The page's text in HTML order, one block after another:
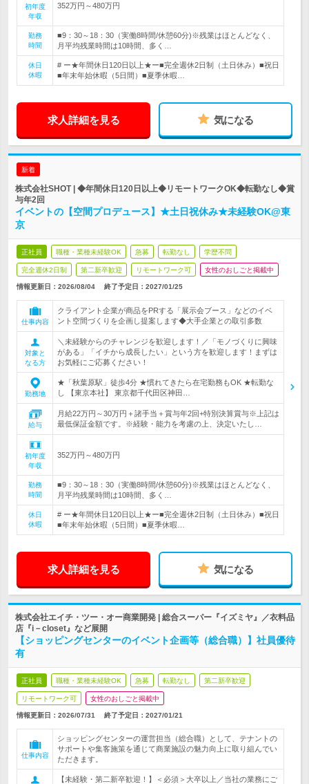
初年度
年収
352万円～480万円
勤務
時間
■9：30～18：30（実働8時間/休憩60分)※残業はほとんどなく、
月平均残業時間は10時間、多く…
休日
休暇
# ー★年間休日120日以上★ー■完全週休2日制（土日休み）■祝日
■年末年始休暇（5日間）■夏季休暇…
求人詳細を見る 気になる
新着
株式会社SHOT | ◆年間休日120日以上◆リモートワークOK◆転勤なし◆賞
与年2回
イベントの【空間プロデュース】★土日祝休み★未経験OK@東
京
正社員 職種・業種未経験OK 急募 転勤なし 学歴不問
完全週休2日制 第二新卒歓迎 リモートワーク可 女性のおしごと掲載中
情報更新日：2026/08/04 終了予定日： 2027/01/25
仕事内容
クライアント企業が商品をPRする「展示会ブース」などのイベ
ント空間づくりを企画し提案します◆大手企業との取引多数
対象と
なる方
＼未経験からのチャレンジを歓迎します！／「モノづくりに興味
がある」「イチから成長したい」という方を歓迎します！まずは
お気軽にご応募ください！
勤務地
★「秋葉原駅」徒歩4分 ★慣れてきたら在宅勤務もOK ★転勤な
し 【東京本社】 東京都千代田区神田…
給与
月給22万円～30万円＋諸手当＋賞与年2回+特別決算賞与※上記は
最低保証金額です。※経験・能力を考慮の上、決定いたし…
初年度
年収
352万円～480万円
勤務
時間
■9：30～18：30（実働8時間/休憩60分)※残業はほとんどなく、
月平均残業時間は10時間、多く…
休日
休暇
# ー★年間休日120日以上★ー■完全週休2日制（土日休み）■祝日
■年末年始休暇（5日間）■夏季休暇…
求人詳細を見る 気になる
株式会社エイチ・ツー・オー商業開発 | 総合スーパー『イズミヤ』／衣料品
店『i－closet』など展開
【ショッピングセンターのイベント企画等（総合職）】社員優待
有
正社員 職種・業種未経験OK 急募 転勤なし 第二新卒歓迎
リモートワーク可 女性のおしごと掲載中
情報更新日：2026/07/31 終了予定日： 2027/01/21
仕事内容
ショッピングセンターの運営担当（総合職）として、テナントの
サポートや集客施策を通じて商業施設の魅力向上に取り組んでい
ただきます。
【未経験・第二新卒歓迎！】＜必須＞大卒以上／当社の業務にご